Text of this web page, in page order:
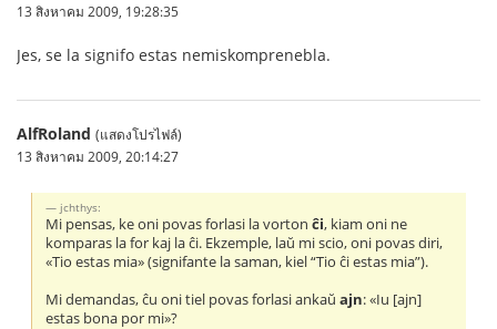
13 สิงหาคม 2009, 19:28:35
Jes, se la signifo estas nemiskomprenebla.
AlfRoland (แสดงโปรไฟล์)
13 สิงหาคม 2009, 20:14:27
jchthys:
Mi pensas, ke oni povas forlasi la vortonĉi, kiam oni ne
komparas la for kaj la ĉi. Ekzemple, laŭ mi scio, oni povas diri,
«Tio estas mia» (signifante la saman, kiel “Tio ĉi estas mia”).
Mi demandas, ĉu oni tiel povas forlasi ankaŭajn: «Iu [ajn]
estas bona por mi»?